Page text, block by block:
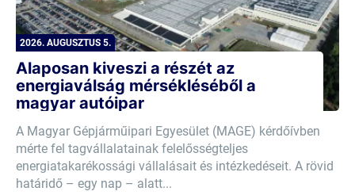
2026. AUGUSZTUS 5.
Alaposan kiveszi a részét az
energiaválság mérsékléséből a
magyar autóipar
A Magyar Gépjárműipari Egyesület (MAGE) kérdőívben
mérte fel tagvállalatainak felelősségteljes
energiatakarékossági vállalásait és intézkedéseit. A rövid
határidő – egy nap – alatt...